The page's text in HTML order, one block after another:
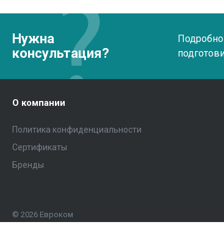
Нужна
консультация?
Подробно
О компании
Политика конфиденциальности
Сертификаты
Бренды
© 2026 Евроком